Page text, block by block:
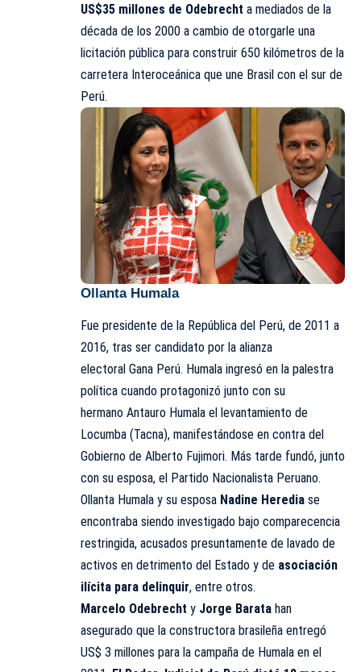
US$35 millones de Odebrecht a mediados de la
década de los 2000 a cambio de otorgarle una
licitación pública para construir 650 kilómetros de la
carretera Interoceánica que une Brasil con el sur de
Perú.
Ollanta Humala
Fue presidente de la República del Perú, de 2011 a
2016, tras ser candidato por la alianza
electoral Gana Perú. Humala ingresó en la palestra
política cuando protagonizó junto con su
hermano Antauro Humala el levantamiento de
Locumba (Tacna), manifestándose en contra del
Gobierno de Alberto Fujimori. Más tarde fundó, junto
con su esposa, el Partido Nacionalista Peruano.
Ollanta Humala y su esposa Nadine Heredia se
encontraba siendo investigado bajo comparecencia
restringida, acusados presuntamente de lavado de
activos en detrimento del Estado y de asociación
ilícita para delinquir, entre otros.
Marcelo Odebrecht y Jorge Barata han
asegurado que la constructora brasileña entregó
US$ 3 millones para la campaña de Humala en el